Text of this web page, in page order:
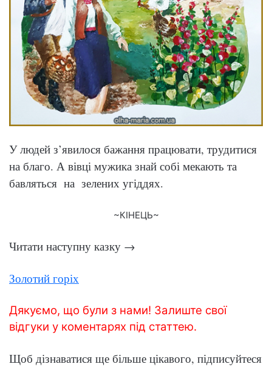
У людей з’явилося бажання працювати, трудитися
на благо. А вівці мужика знай собі мекають та
бавляться на зелених угіддях.
~КІНЕЦЬ~
Читати наступну казку →
Золотий горіх
Дякуємо, що були з нами! Залиште свої
відгуки у коментарях під статтею.
Щоб дізнаватися ще більше цікавого, підписуйтеся